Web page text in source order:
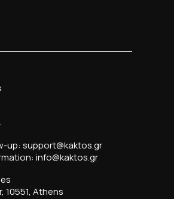
up: support@kaktos.gr
info@kaktos.gr
10551, Athens